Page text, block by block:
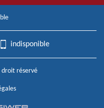
indisponible
réservé